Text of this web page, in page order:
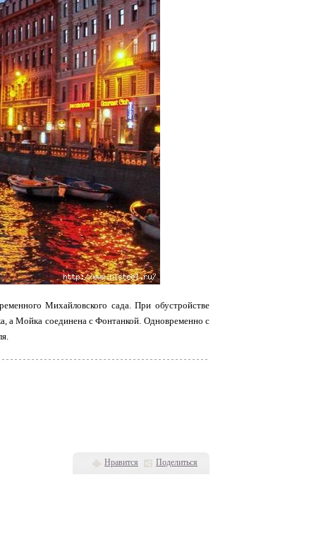
Михайловского сада. При обустройстве
а Мойка соединена с Фонтанкой. Одновременно с
Нравится Поделиться